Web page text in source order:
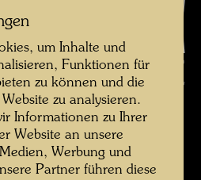
, Fotograf: Unbekannt Unknown ©
Hundertwasser Archiv
in Japan 1961
öffnen
um Inhalte und
Funktionen für
zu können und die
zu analysieren.
Informationen zu Ihrer
Website an unsere
Werbung und
Partner führen diese